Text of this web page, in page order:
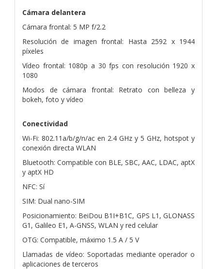
Cámara delantera
Cámara frontal: 5 MP f/2.2
Resolución de imagen frontal: Hasta 2592 x 1944
píxeles
Vídeo frontal: 1080p a 30 fps con resolución 1920 x
1080
Modos de cámara frontal: Retrato con belleza y
bokeh, foto y vídeo
Conectividad
Wi-Fi: 802.11a/b/g/n/ac en 2.4 GHz y 5 GHz, hotspot y
conexión directa WLAN
Bluetooth: Compatible con BLE, SBC, AAC, LDAC, aptX
y aptX HD
NFC: Sí
SIM: Dual nano-SIM
Posicionamiento: BeiDou B1I+B1C, GPS L1, GLONASS
G1, Galileo E1, A-GNSS, WLAN y red celular
OTG: Compatible, máximo 1.5 A / 5 V
Llamadas de vídeo: Soportadas mediante operador o
aplicaciones de terceros